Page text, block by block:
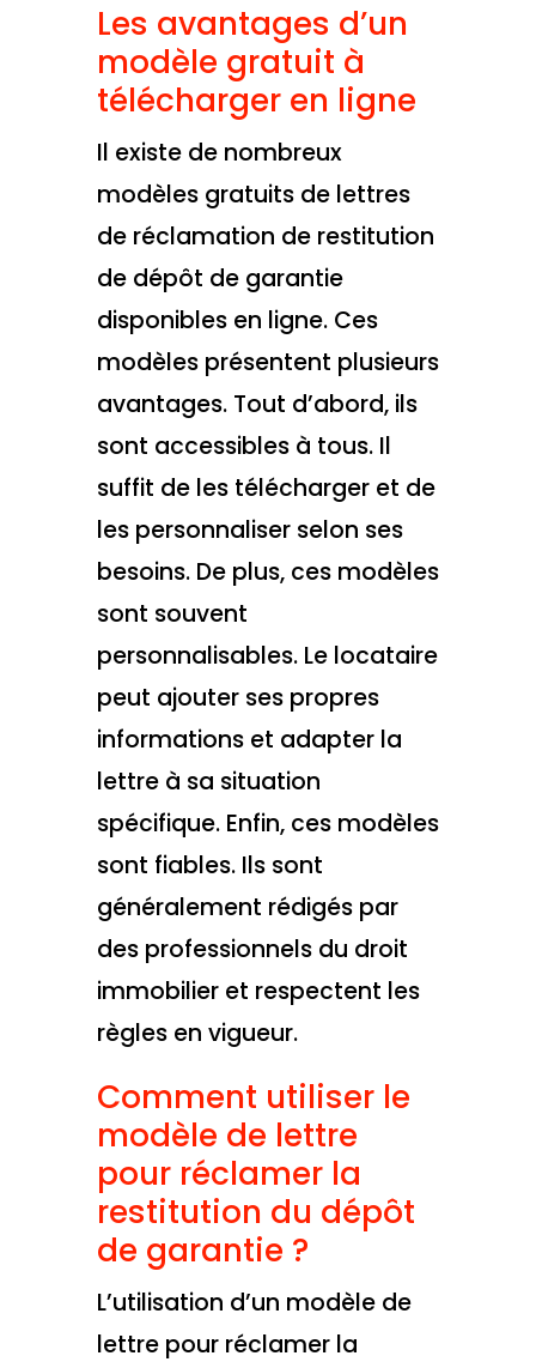
Les avantages d’un
modèle gratuit à
télécharger en ligne
Il existe de nombreux
modèles gratuits de lettres
de réclamation de restitution
de dépôt de garantie
disponibles en ligne. Ces
modèles présentent plusieurs
avantages. Tout d’abord, ils
sont accessibles à tous. Il
suffit de les télécharger et de
les personnaliser selon ses
besoins. De plus, ces modèles
sont souvent
personnalisables. Le locataire
peut ajouter ses propres
informations et adapter la
lettre à sa situation
spécifique. Enfin, ces modèles
sont fiables. Ils sont
généralement rédigés par
des professionnels du droit
immobilier et respectent les
règles en vigueur.
Comment utiliser le
modèle de lettre
pour réclamer la
restitution du dépôt
de garantie ?
L’utilisation d’un modèle de
lettre pour réclamer la